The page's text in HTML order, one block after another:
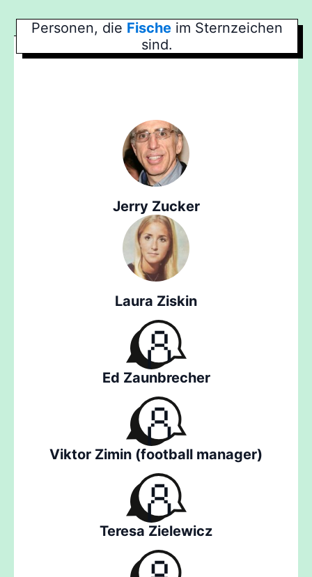
Personen, die Fische im Sternzeichen
sind.
Jerry Zucker
Laura Ziskin
Ed Zaunbrecher
Viktor Zimin (football manager)
Teresa Zielewicz